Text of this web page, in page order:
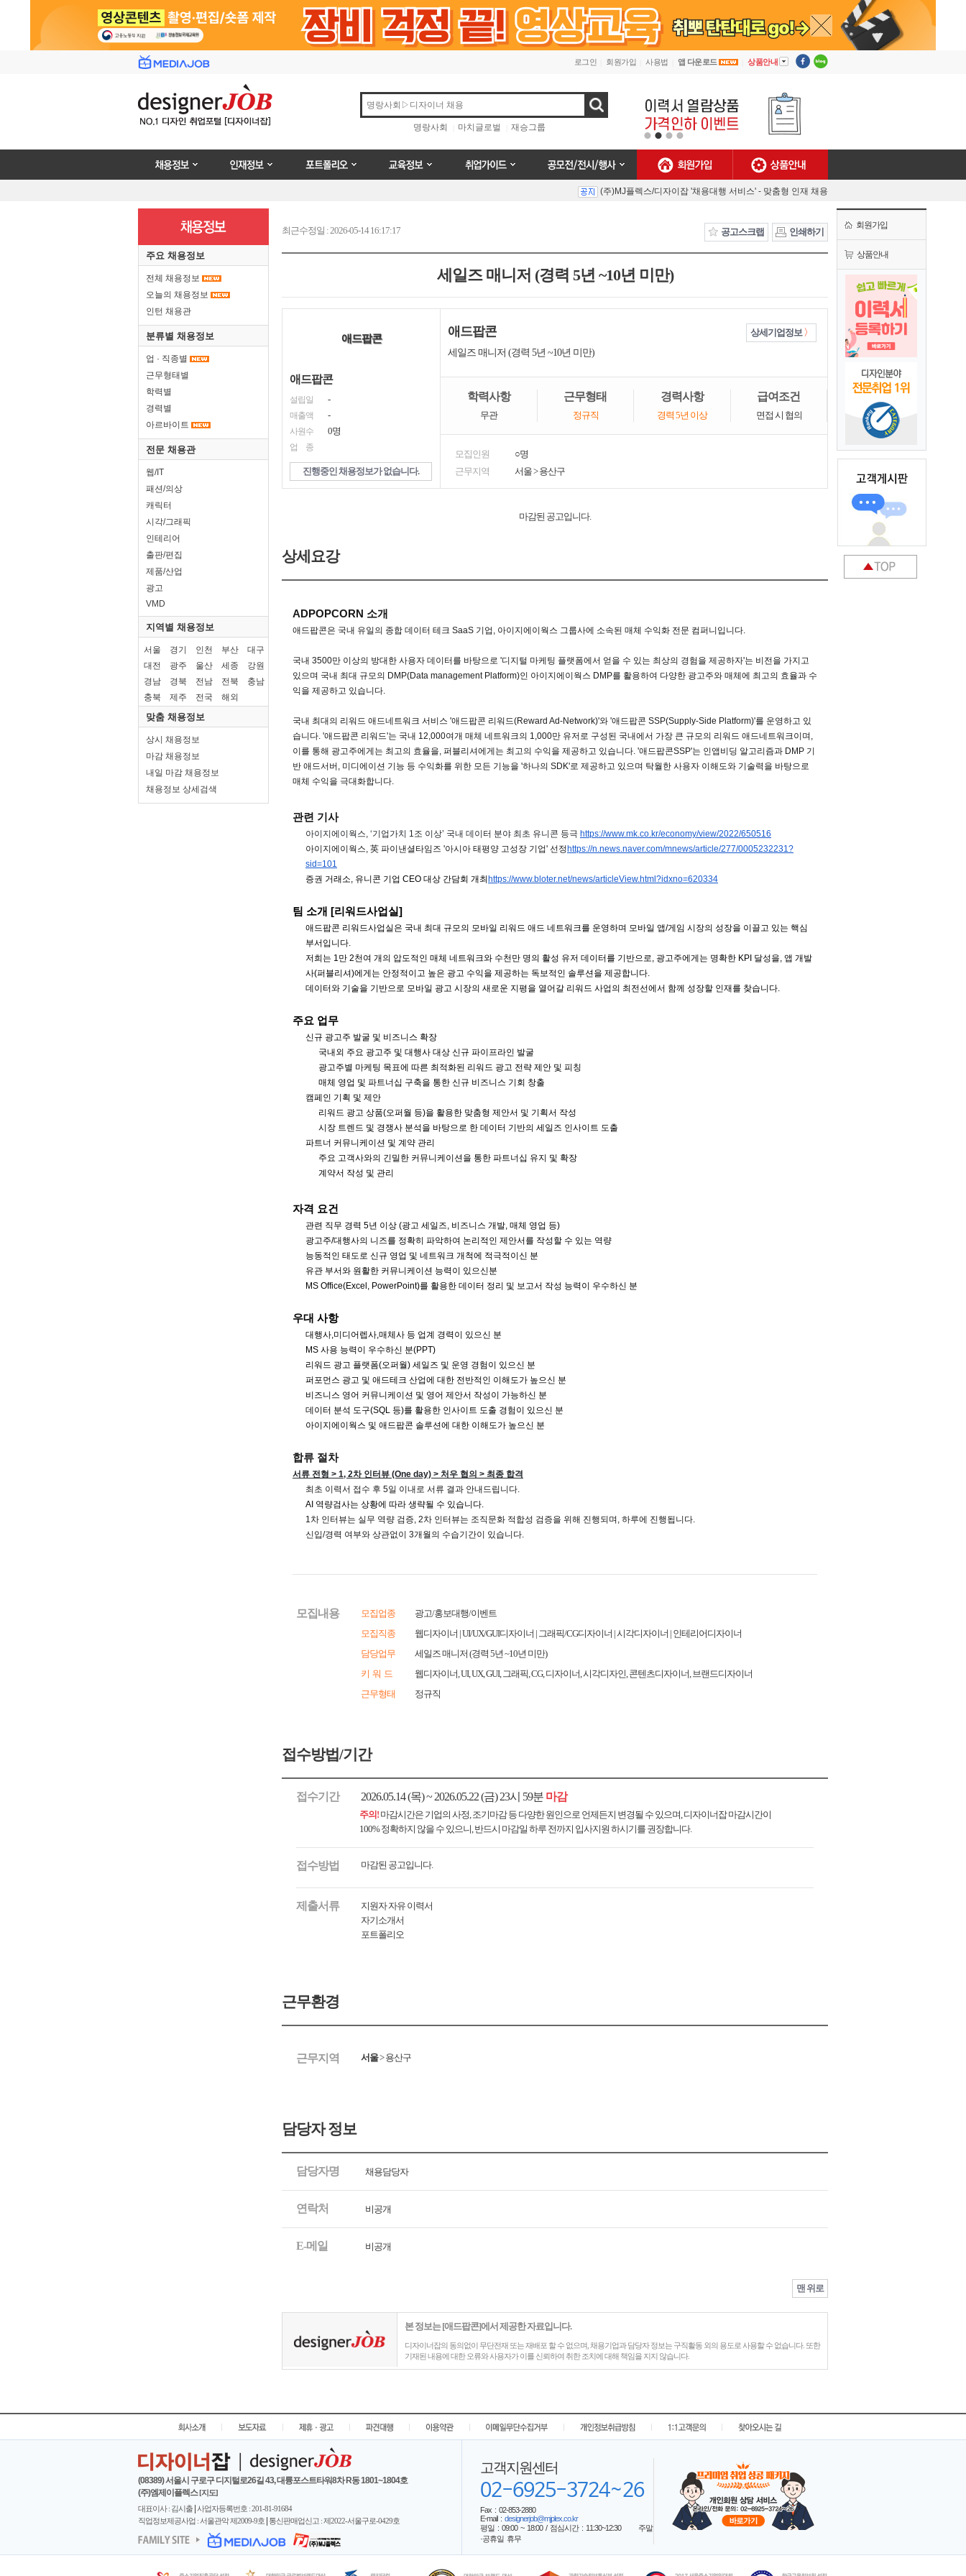
로그인 회원가입 사용법 앱 다운로드 상품안내 ▼
검색
명랑사회 마치글로벌 재승그룹
[안내] 디자이너잡 사용법
(주)MJ플렉스/디자이잡 '채용대행 서비스' - 맞춤형 인재 채용
[채용담당자 필독] 첫 결제기업 대상 특별 혜택!
[안내] 디자이너잡 사용법
(주)MJ플렉스/디자이잡 '채용대행 서비스' - 맞춤형 인재 채용
주요 채용정보
전체 채용정보
오늘의 채용정보
인턴 채용관
분류별 채용정보
업 · 직종별
근무형태별
학력별
경력별
아르바이트
전문 채용관
웹/IT
패션/의상
캐릭터
시각/그래픽
인테리어
출판/편집
제품/산업
광고
VMD
지역별 채용정보
서울 경기 인천 부산
대구
대전
광주 울산 세종
강원
경남
경북 전남 전북
충남
충북
제주 전국 해외
맞춤 채용정보
상시 채용정보
마감 채용정보
내일 마감 채용정보
채용정보 상세검색
최근수정일 : 2026-05-14 16:17:17 공고스크랩 인쇄하기
세일즈 매니저 (경력 5년 ~10년 미만)
애드팝콘
애드팝콘
설립일 -
매출액 -
사원수 0명
업 종
진행중인 채용정보가 없습니다.
상세기업정보
애드팝콘
세일즈 매니저 (경력 5년 ~10년 미만)
학력사항 근무형태 경력사항 급여조건
무관 정규직 경력 5년 이상 면접 시 협의
모집인원
○명
근무지역
서울>용산구
마감된 공고입니다.
상세요강
모집내용 모집업종
광고/홍보대행/이벤트
모집직종
웹디자이너 | UI/UX/GUI디자이너 | 그래픽/CG디자이너 | 시각디자이너 | 인테리어디자이너
담당업무
세일즈 매니저 (경력 5년 ~10년 미만)
키 워 드
웹디자이너, UI, UX, GUI, 그래픽, CG, 디자이너, 시각디자인, 콘텐츠디자이너, 브랜드디자이너
근무형태
정규직
접수방법/기간
접수기간 2026.05.14 (목) ~ 2026.05.22 (금) 23시 59분 마감
주의! 마감시간은 기업의 사정, 조기마감 등 다양한 원인으로 언제든지 변경될 수 있으며, 디자이너잡 마감시간이
100% 정확하지 않을 수 있으니, 반드시 마감일 하루 전까지 입사지원 하시기를 권장합니다.
접수방법 마감된 공고입니다.
제출서류
지원자 자유 이력서
자기소개서
포트폴리오
근무환경
근무지역 서울>용산구
담당자 정보
담당자명 채용담당자
연락처 비공개
E-메일 비공개
맨 위로
본 정보는 [애드팝콘]에서 제공한 자료입니다.
디자이너잡의 동의없이 무단전재 또는 재배포 할 수 없으며, 채용기업과 담당자 정보는 구직활동 외의 용도로 사용할 수 없습니다. 또한
기재된 내용에 대한 오류와 사용자가 이를 신뢰하여 취한 조치에 대해 책임을 지지 않습니다.
회원가입
상품안내
| | | | | | | |
(08389) 서울시 구로구 디지털로26길 43, 대륭포스트타워8차 R동 1801~1804호
(주)엠제이플렉스[지도]
대표이사 : 김시출 사업자등록번호 : 201-81-91684
직업정보제공사업 : 서울관악 제2009-9호 통신판매업신고 : 제2022-서울구로-0429호
고객지원센터
02-6925-3724~26
Fax : 02-853-2880
E-mail : designerjob@mjplex.co.kr
평일 : 09:00 ~ 18:00 / 점심시간 : 11:30~12:30 주말
·공휴일 휴무